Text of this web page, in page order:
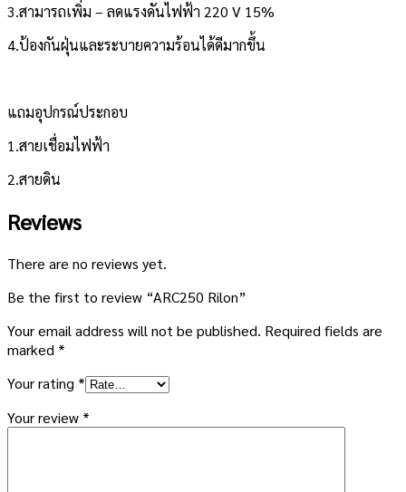
3.สามารถเพิ่ม – ลดแรงดันไฟฟ้า 220 V 15%
4.ป้องกันฝุ่นและระบายความร้อนได้ดีมากขึ้น
แถมอุปกรณ์ประกอบ
1.สายเชื่อมไฟฟ้า
2.สายดิน
Reviews
There are no reviews yet.
Be the first to review “ARC250 Rilon”
Your email address will not be published. Required fields are
marked *
Your rating *
Your review *